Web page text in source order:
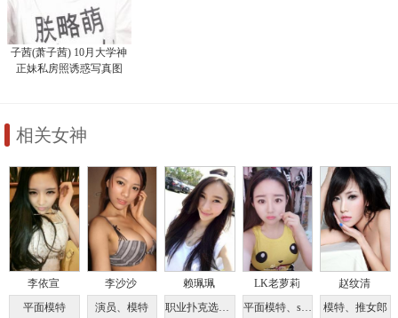
子茜(萧子茜) 10月大学神
正妹私房照诱惑写真图
相关女神
李依宣
平面模特
李沙沙
演员、模特
赖珮珮
职业扑克选手、模特
LK老萝莉
平面模特、showgirl
赵纹清
模特、推女郎